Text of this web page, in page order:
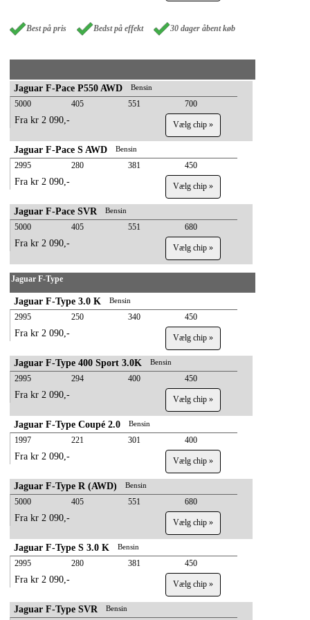
Best på pris Bedst på effekt 30 dager åbent køb
Jaguar F-Pace P550 AWD Bensin
5000 405 551 700
Fra kr 2 090,- Vælg chip »
Jaguar F-Pace S AWD Bensin
2995 280 381 450
Fra kr 2 090,- Vælg chip »
Jaguar F-Pace SVR Bensin
5000 405 551 680
Fra kr 2 090,- Vælg chip »
Jaguar F-Type
Jaguar F-Type 3.0 K Bensin
2995 250 340 450
Fra kr 2 090,- Vælg chip »
Jaguar F-Type 400 Sport 3.0K Bensin
2995 294 400 450
Fra kr 2 090,- Vælg chip »
Jaguar F-Type Coupé 2.0 Bensin
1997 221 301 400
Fra kr 2 090,- Vælg chip »
Jaguar F-Type R (AWD) Bensin
5000 405 551 680
Fra kr 2 090,- Vælg chip »
Jaguar F-Type S 3.0 K Bensin
2995 280 381 450
Fra kr 2 090,- Vælg chip »
Jaguar F-Type SVR Bensin